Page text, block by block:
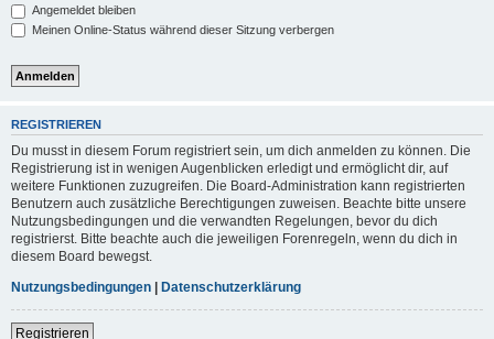
Angemeldet bleiben
Meinen Online-Status während dieser Sitzung verbergen
REGISTRIEREN
Du musst in diesem Forum registriert sein, um dich anmelden zu können. Die
Registrierung ist in wenigen Augenblicken erledigt und ermöglicht dir, auf
weitere Funktionen zuzugreifen. Die Board-Administration kann registrierten
Benutzern auch zusätzliche Berechtigungen zuweisen. Beachte bitte unsere
Nutzungsbedingungen und die verwandten Regelungen, bevor du dich
registrierst. Bitte beachte auch die jeweiligen Forenregeln, wenn du dich in
diesem Board bewegst.
Nutzungsbedingungen | Datenschutzerklärung
Registrieren